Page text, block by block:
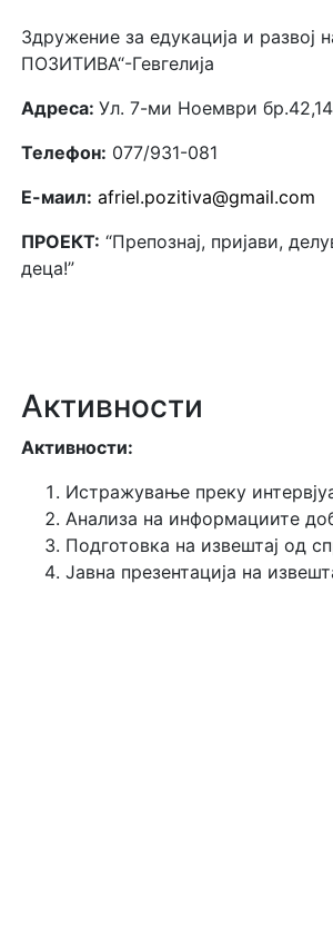
Здружение за едукација и
ПОЗИТИВА“-Гевгелија
Адреса: Ул. 7-ми Ноември
Телефон: 077/931-081
Е-маил: аfriel.pozitiva@gmail.com
ПРОЕКТ: “Препознај, пријави,
деца!”
Активности
Активности:
Истражување преку
Анализа на информациите
Подготовка на извештај од
Јавна презентација на